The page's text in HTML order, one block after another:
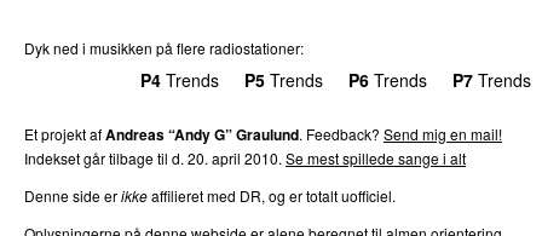
Dyk ned i musikken på flere radiostationer:
P4 Trends P5 Trends P6 Trends P7 Trends
Et projekt afAndreas “Andy G” Graulund. Feedback? Send mig en mail!
Indekset går tilbage til d. 20. april 2010. Se mest spillede sange i alt
Denne side erikkeaffilieret med DR, og er totalt uofficiel.